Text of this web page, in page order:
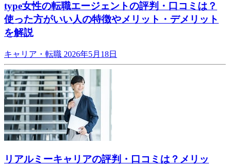
type女性の転職エージェントの評判・口コミは？
使った方がいい人の特徴やメリット・デメリット
を解説
キャリア・転職 2026年5月18日
リアルミーキャリアの評判・口コミは？メリッ